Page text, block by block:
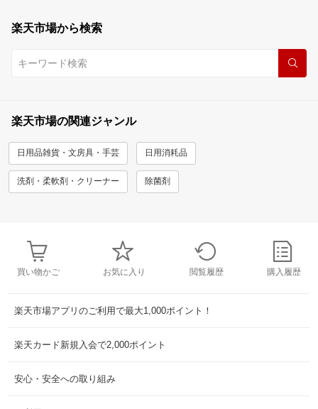
楽天市場から検索
楽天市場の関連ジャンル
日用品雑貨・文房具・手芸 日用消耗品
洗剤・柔軟剤・クリーナー 除菌剤
買い物かご お気に入り 閲覧履歴 購入履歴
楽天市場アプリのご利用で最大1,000ポイント！
楽天カード新規入会で2,000ポイント
安心・安全への取り組み